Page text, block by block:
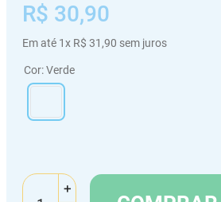
R$ 30,90
Em até 1x R$ 31 ,90 sem juros
Cor:Verde
＋